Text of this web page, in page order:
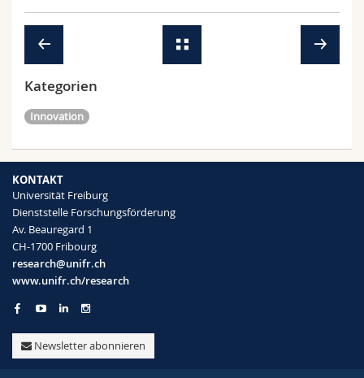
Kategorien
Innovation
KONTAKT
Universität Freiburg
Dienststelle Forschungsförderung
Av. Beauregard 1
CH-1700 Fribourg
research@unifr.ch
www.unifr.ch/research
Newsletter abonnieren